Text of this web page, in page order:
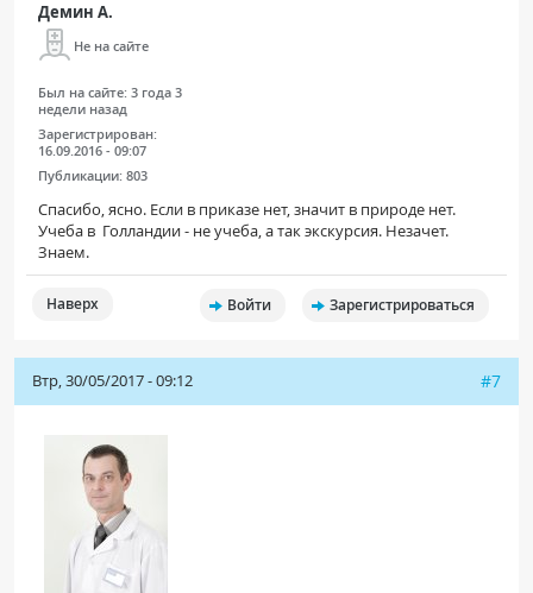
Демин А.
Не на сайте
Был на сайте: 3 года 3
недели назад
Зарегистрирован:
16.09.2016 - 09:07
Публикации: 803
Спасибо, ясно. Если в приказе нет, значит в природе нет.
Учеба в Голландии - не учеба, а так экскурсия. Незачет.
Знаем.
Наверх Войти Зарегистрироваться
Втр, 30/05/2017 - 09:12 #7